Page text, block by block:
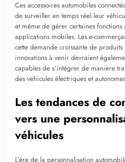
Ces accessoires automobiles
de surveiller en temps réel leur
et même de gérer certaines fonctions
applications mobiles. Les e-
cette demande croissante de produits
innovations à venir devraient
capables de s’intégrer de manière
des véhicules électriques et
Les tendances de
vers une
véhicules
L’ère de la personnalisation